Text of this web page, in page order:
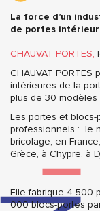
La force d’un
de portes
CHAUVAT PORTES,
CHAUVAT
intérieures de la
plus de 30 modèles
Les portes et
professionnels : le
bricolage, en
Grèce, à Chypre, à
Elle fabrique 4 500
000 blocs-portes